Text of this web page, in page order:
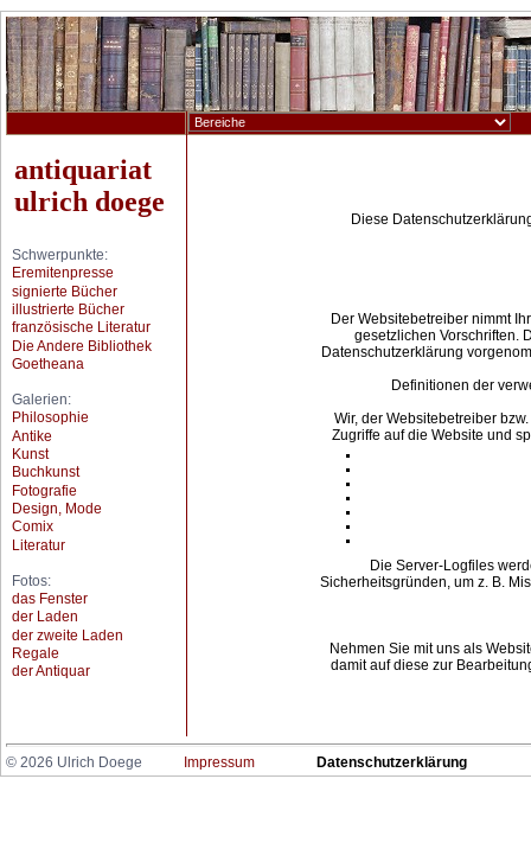
antiquariat
ulrich doege
Schwerpunkte:
Eremitenpresse
signierte Bücher
illustrierte Bücher
französische Literatur
Die Andere Bibliothek
Goetheana
Galerien:
Philosophie
Antike
Kunst
Buchkunst
Fotografie
Design, Mode
Comix
Literatur
Fotos:
das Fenster
der Laden
der zweite Laden
Regale
der Antiquar
© 2026 Ulrich Doege Impressum Datenschutzerklärung